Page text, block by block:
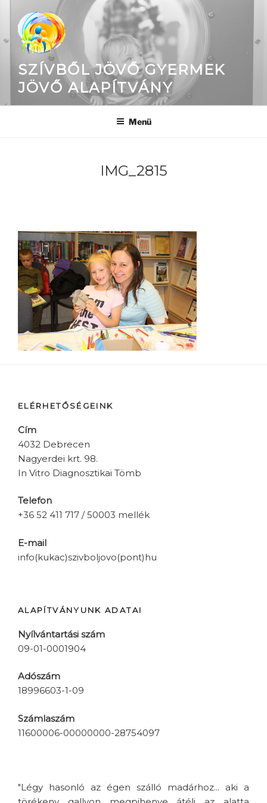
SZÍVBŐL JÖVŐ GYERMEK
JÖVŐ ALAPÍTVÁNY
Menü
IMG_2815
ELÉRHETŐSÉGEINK
Cím
4032 Debrecen
Nagyerdei krt. 98.
In Vitro Diagnosztikai Tömb
Telefon
+36 52 411 717 / 50003 mellék
E-mail
info(kukac)szivboljovo(pont)hu
ALAPÍTVÁNYUNK ADATAI
Nyílvántartási szám
09-01-0001904
Adószám
18996603-1-09
Számlaszám
11600006-00000000-28754097
"Légy hasonló az égen szálló madárhoz... aki a